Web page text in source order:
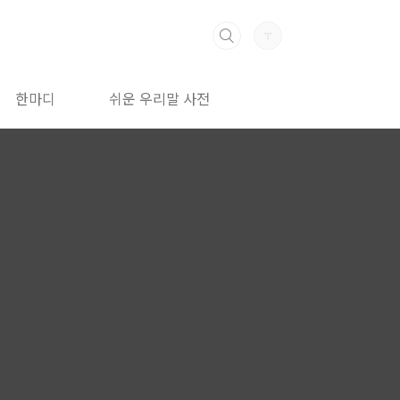
한마디 쉬운 우리말 사전